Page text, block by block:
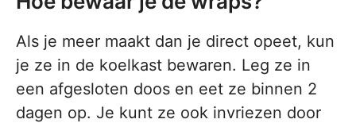
Als je meer maakt dan je direct opeet, kun
je ze in de koelkast bewaren. Leg ze in
een afgesloten doos en eet ze binnen 2
dagen op. Je kunt ze ook invriezen door